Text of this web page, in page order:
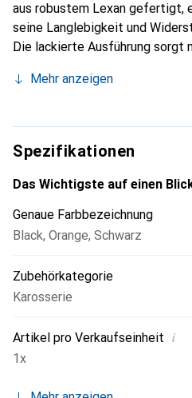
aus robustem Lexan gefertigt,
seine Langlebigkeit und
Die lackierte Ausführung sorgt
zusätzlichen Schutz gegen
Fahrzeugen konzipiert und
3S Modelle. Mit ihrem
hebt sie sich von anderen
Fahrzeug eine individuelle
Erscheinungsbild des
verbessern.
Mehr anzeigen
Spezifikationen
Das Wichtigste auf einen
Genaue Farbbezeichnung
Black, Orange, Schwarz
Zubehörkategorie
Karosserie
Artikel pro Verkaufseinheit i
1x